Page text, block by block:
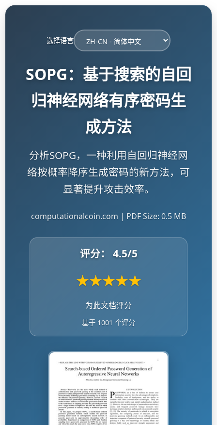
选择语言
SOPG：基于搜索的自回
归神经网络有序密码生
成方法
分析SOPG，一种利用自回归神经网
络按概率降序生成密码的新方法，可
显著提升攻击效率。
computationalcoin.com | PDF Size: 0.5 MB
评分： 4.5/5
★★★★★
为此文档评分
基于 1001 个评分